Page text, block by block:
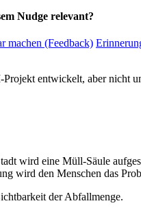
Nudge relevant?
machen (Feedback)
entwickelt, aber nicht
wird eine Müll-Säule
wird den Menschen das
der Abfallmenge.